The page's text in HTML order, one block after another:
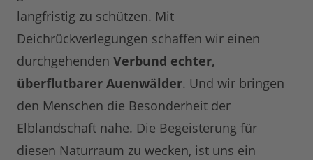
langfristig zu schützen. Mit
Deichrückverlegungen schaffen wir einen
durchgehenden Verbund echter,
überflutbarer Auenwälder. Und wir bringen
den Menschen die Besonderheit der
Elblandschaft nahe. Die Begeisterung für
diesen Naturraum zu wecken, ist uns ein